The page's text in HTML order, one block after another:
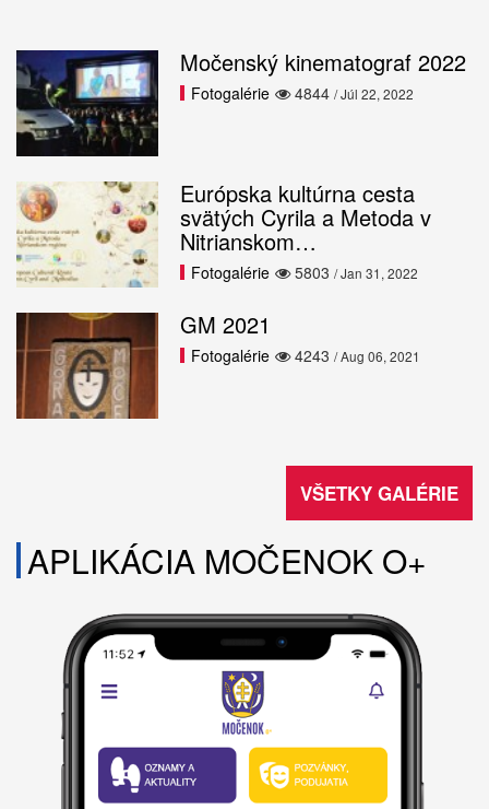
Močenský kinematograf 2022
4844
Fotogalérie / Júl 22, 2022
Európska kultúrna cesta
svätých Cyrila a Metoda v
Nitrianskom…
5803
Fotogalérie / Jan 31, 2022
GM 2021
4243
Fotogalérie / Aug 06, 2021
VŠETKY GALÉRIE
APLIKÁCIA MOČENOK O+